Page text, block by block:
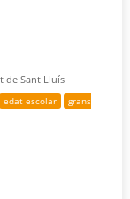
de Sant Lluís
edat escolar
grans